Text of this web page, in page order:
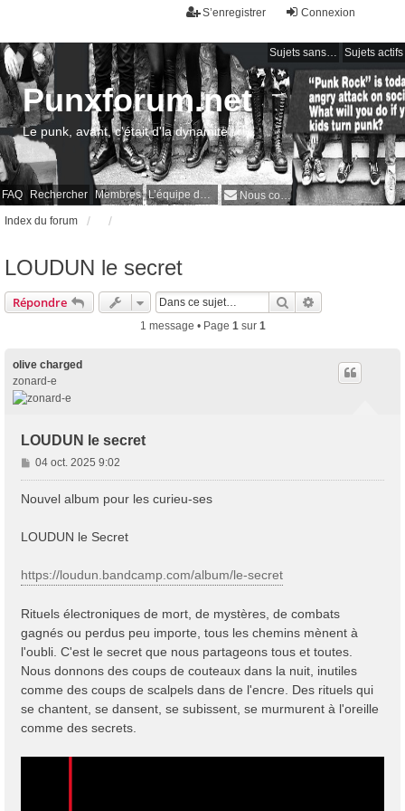
Connexion
S’enregistrer
Sujets sans réponse Sujets actifs
FAQ Rechercher Membres L’équipe du forum Nous contacter
Punxforum.net
Le punk, avant, c'était d'la dynamite !
Index du forum
LOUDUN le secret
Répondre Rechercher
1 message • Page 1sur 1
olive charged
zonard-e
LOUDUN le secret
M
e
g
04 oct. 2025 9:02
Nouvel album pour les curieu-ses
LOUDUN le Secret
https://loudun.bandcamp.com/album/le-secret
Rituels électroniques de mort, de mystères, de combats
gagnés ou perdus peu importe, tous les chemins mènent à
l'oubli. C'est le secret que nous partageons tous et toutes.
Nous donnons des coups de couteaux dans la nuit, inutiles
comme des coups de scalpels dans de l'encre. Des rituels qui
se chantent, se dansent, se subissent, se murmurent à l'oreille
comme des secrets.